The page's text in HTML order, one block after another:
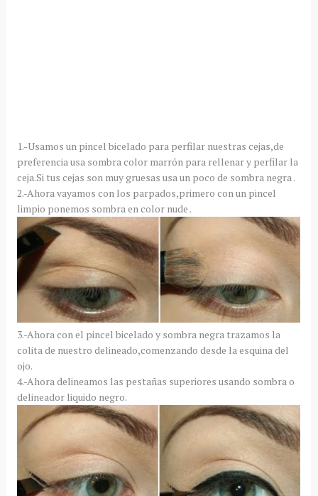
1.-Usamos un pincel bicelado para perfilar nuestras cejas,de
preferencia usa sombra color marrón para rellenar y perfilar la
ceja.Si tus cejas son muy gruesas usa un poco de sombra negra .
2.-Ahora vayamos con los parpados,primero con un pincel
limpio ponemos sombra en color nude .
3.-Ahora con el pincel bicelado y sombra negra trazamos la
colita de nuestro delineado,comenzando desde la esquina del
ojo.
4.-Ahora delineamos las pestañas superiores usando sombra o
delineador liquido negro.